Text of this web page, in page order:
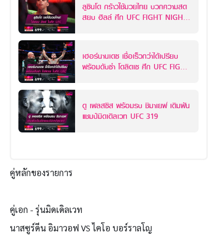
ลูซินโด กร้าวใช้มวยไทย บวกความสด
สยบ ฮิลล์ ศึก UFC FIGHT NIGHT
เฮอร์นานเดซ เชื่อเร็วกว่าได้เปรียบ
พร้อมดับซ่า โดลิดเซ ศึก UFC FIGHT
ดู เพลสซิส พร้อมรบ ชิมาเยฟ เดิมพัน
แชมป์มิดเดิลเวท UFC 319
คู่หลักของรายการ
คู่เอก - รุ่นมิดเดิลเวท
นาสซูร์ดีน อิมาวอฟ VS ไคโอ บอร์ราลโญ